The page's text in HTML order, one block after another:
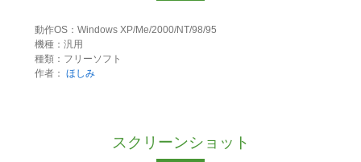
動作OS：Windows XP/Me/2000/NT/98/95
機種：汎用
種類：フリーソフト
作者： ほしみ
スクリーンショット